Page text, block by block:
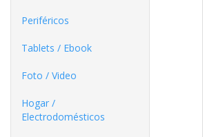
Periféricos
Tablets / Ebook
Foto / Video
Hogar /
Electrodomésticos